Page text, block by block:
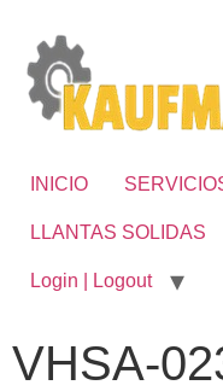
INICIO
LLANTAS SOLIDAS
Login | Logout
VHSA-